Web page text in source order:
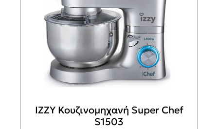
IZZY Κουζινομηχανή Super Chef
S1503